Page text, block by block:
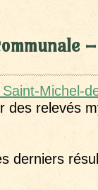
Saint-Michel-
des relevés
derniers